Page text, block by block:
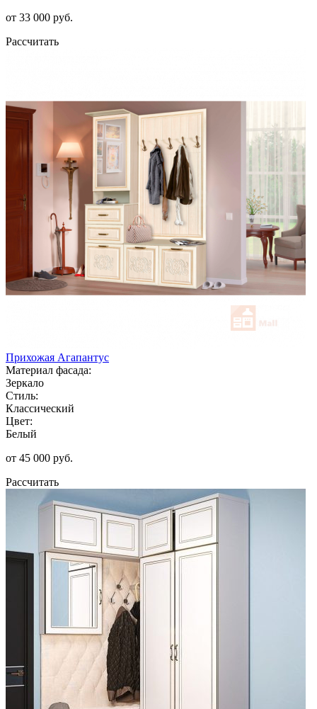
от 33 000 руб.
Рассчитать
Прихожая Агапантус
Материал фасада:
Зеркало
Стиль:
Классический
Цвет:
Белый
от 45 000 руб.
Рассчитать